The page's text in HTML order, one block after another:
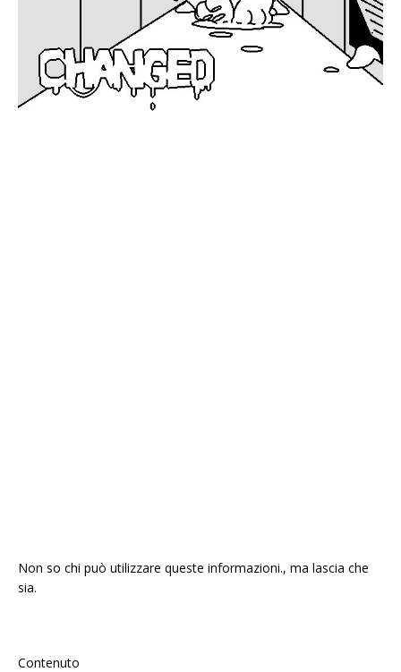
Non so chi può utilizzare queste informazioni., ma lascia che
sia.
Contenuto